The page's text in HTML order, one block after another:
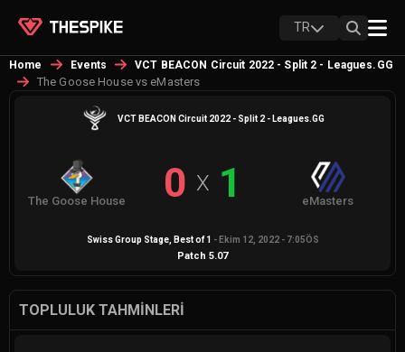
TR
Home Events VCT BEACON Circuit 2022 - Split 2 - Leagues.GG
The Goose House vs eMasters
VCT BEACON Circuit 2022 - Split 2 - Leagues.GG
The Goose House 0 X 1 eMasters
Swiss Group Stage, Best of1 - Ekim 12, 2022 - 7:05ÖS
Patch 5.07
TOPLULUK TAHMINLERI